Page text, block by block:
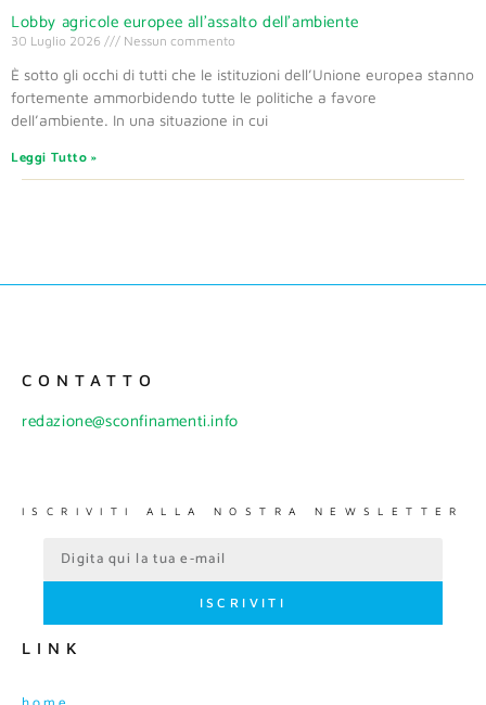
Lobby agricole europee all’assalto dell’ambiente
30 Luglio 2026 Nessun commento
È sotto gli occhi di tutti che le istituzioni dell’Unione europea stanno
fortemente ammorbidendo tutte le politiche a favore
dell’ambiente. In una situazione in cui
Leggi Tutto »
CONTATTO
redazione@sconfinamenti.info
ISCRIVITI ALLA NOSTRA NEWSLETTER
ISCRIVITI
LINK